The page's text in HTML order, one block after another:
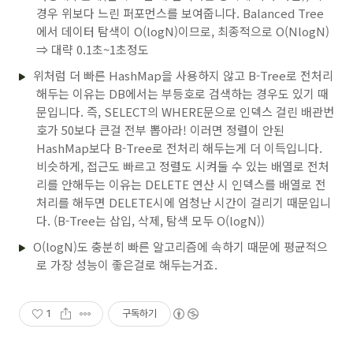
경우 위보다 느린 퍼포먼스를 보여줍니다. Balanced Tree
에서 데이터 탐색이 O(logN)이므로, 최종적으로 O(NlogN)
⇒ 대략 0.1초~1초정도
위처럼 더 빠른 HashMap을 사용하지 않고 B-Tree로 전처리
해두는 이유는 DB에서는 부등호로 검색하는 경우도 있기 때
문입니다. 즉, SELECT의 WHERE문으로 인덱스 걸린 배관번
호가 50보다 큰걸 전부 뽑아라! 이러면 정렬이 안된
HashMap보다 B-Tree로 전처리 해두는게 더 이득입니다.
비슷하게, 접근도 빠르고 정렬도 시켜둘 수 있는 배열로 전처
리를 안해두는 이유는 DELETE 연산 시 인덱스를 배열로 전
처리를 해두면 DELETE시에 엄청난 시간이 걸리기 때문입니
다. (B-Tree는 삽입, 삭제, 탐색 모두 O(logN))
O(logN)도 충분히 빠른 알고리즘에 속하기 때문에 평균적으
로 가장 성능이 좋은걸로 해두는거죠.
1 구독하기